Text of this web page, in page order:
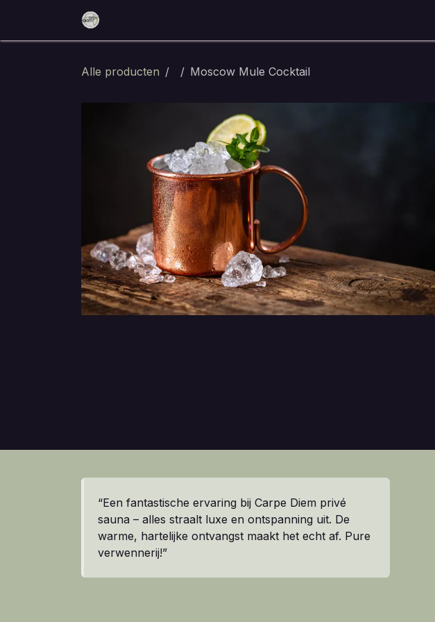
Overslaan naar inhoud
Alle producten Moscow Mule Cocktail
“Een fantastische ervaring bij Carpe Diem privé
sauna – alles straalt luxe en ontspanning uit. De
warme, hartelijke ontvangst maakt het echt af. Pure
verwennerij!”